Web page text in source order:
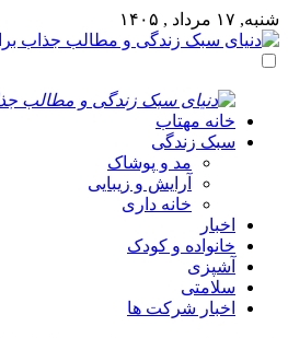
شنبه, ۱۷ مرداد , ۱۴۰۵
خانه مهتاب
سبک زندگی
مد و پوشاک
آرایش و زیبایی
خانه داری
اخبار
خانواده و کودک
آشپزی
سلامتی
اخبار شرکت ها